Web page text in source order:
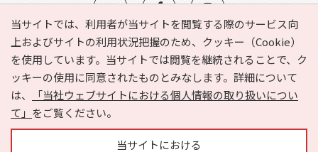
当サイトでは、利用者が当サイトを閲覧する際のサービス向
上およびサイトの利用状況把握のため、クッキー（Cookie）
を使用しています。当サイトでは閲覧を継続されることで、ク
ッキーの使用に同意されたものとみなします。詳細について
は、
「当社ウェブサイトにおける個人情報の取り扱いについ
て」 をご覧ください。
当サイトにおける
e-NAVITA（イーナビタ）とは？ お気に入り
ヘルプ
利用規約
個人情報の取り扱いについて
運営会社
サイトマップ
広告掲載に関するお問い合わせ